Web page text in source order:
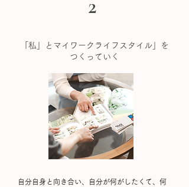
「私」とマイワークライフスタイル」を
つくっていく
自分自身と向き合い、自分が何がしたくて、何
2